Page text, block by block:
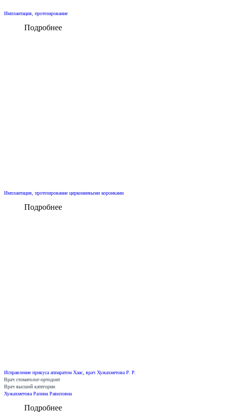
Имплантация, протезирование
Подробнее
Имплантация, протезирование циркониевыми коронками
Подробнее
Исправление прикуса аппаратом Хаас, врач Хужахметова Р. Р.
Врач стоматолог-ортодонт
Врач высшей категории
Хужахметова Ралина Равиловна
Подробнее